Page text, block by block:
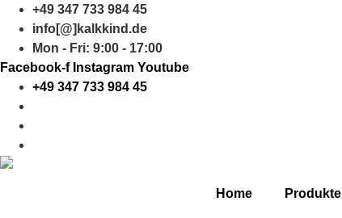
Zum
Inhalt
springen
+49 347 733 984 45
info[@]kalkkind.de
Mon - Fri: 9:00 - 17:00
Facebook-f Instagram Youtube
+49 347 733 984 45
Home Produkte